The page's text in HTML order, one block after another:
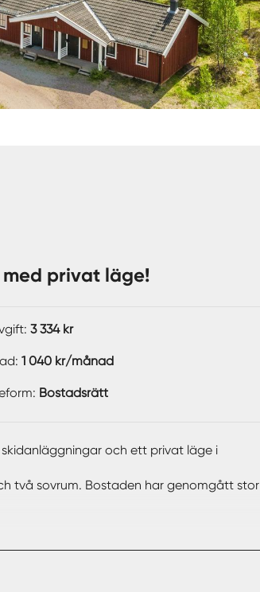
privat läge!
3 334 kr
1 040 kr/månad
Bostadsrätt
och ett privat läge i
två sovrum. Bostaden har genomgått stor
ljusinsläpp. Här finns utrymme för både
med spis, diskmaskin och